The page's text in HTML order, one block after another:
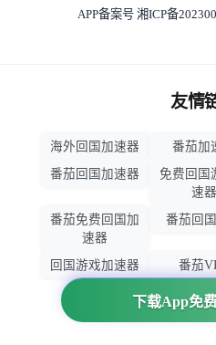
下载App免
APP备案号 湘ICP备
友情
海外回国加速器 番茄加
番茄回国加速器
免费回国
速器
番茄免费回国加
速器
番茄回
回国游戏加速器
番茄
归雁加速器